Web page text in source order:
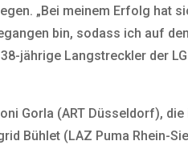
„Bei meinem Erfolg hat
bin, sodass ich auf
jährige Langstreckler der
Gorla (ART Düsseldorf), die
Bühlet (LAZ Puma Rhein-